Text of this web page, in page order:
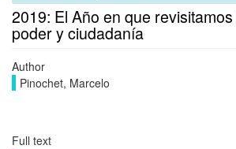
2019: El Año en que
poder y ciudadanía
Author
Pinochet, Marcelo
Full text